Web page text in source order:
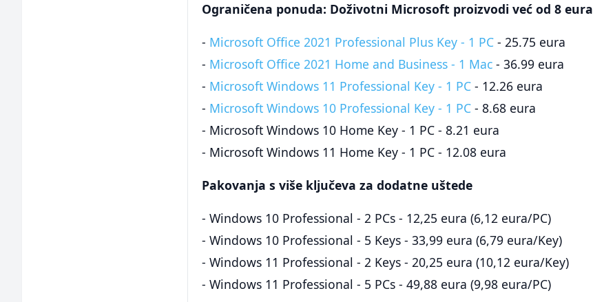
Ograničena ponuda: Doživotni Microsoft proizvodi već od 8 eura
- Microsoft Office 2021 Professional Plus Key - 1 PC - 25.75 eura
- Microsoft Office 2021 Home and Business - 1 Mac - 36.99 eura
- Microsoft Windows 11 Professional Key - 1 PC - 12.26 eura
- Microsoft Windows 10 Professional Key - 1 PC - 8.68 eura
- Microsoft Windows 10 Home Key - 1 PC - 8.21 eura
- Microsoft Windows 11 Home Key - 1 PC - 12.08 eura
Pakovanja s više ključeva za dodatne uštede
- Windows 10 Professional - 2 PCs - 12,25 eura (6,12 eura/PC)
- Windows 10 Professional - 5 Keys - 33,99 eura (6,79 eura/Key)
- Windows 11 Professional - 2 Keys - 20,25 eura (10,12 eura/Key)
- Windows 11 Professional - 5 PCs - 49,88 eura (9,98 eura/PC)